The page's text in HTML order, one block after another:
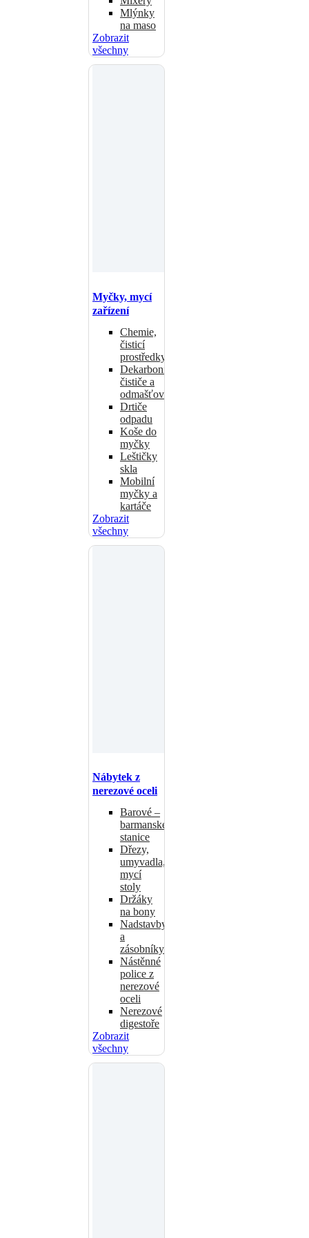
Mlýnky
na maso
Zobrazit
všechny
Myčky, mycí
zařízení
Chemie,
čisticí
prostředky
Dekarbonizační
čističe a
odmašťovače
Drtiče
odpadu
Koše do
myčky
Leštičky
skla
Mobilní
myčky a
kartáče
Zobrazit
všechny
Nábytek z
nerezové oceli
Barové –
barmanské
stanice
Dřezy,
umyvadla,
mycí
stoly
Držáky
na bony
Nadstavby
a
zásobníky
Nástěnné
police z
nerezové
oceli
Nerezové
digestoře
Zobrazit
všechny